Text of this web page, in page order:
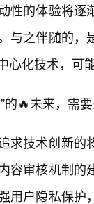
性的体验将
与之伴随的
心化技术，可
的🔥未来，需
求技术创新的
容审核机制
用户隐私保